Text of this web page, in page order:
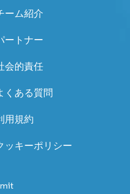
ーム紹介
ートナー
会的責任
くある質問
用規約
ッキーポリシー